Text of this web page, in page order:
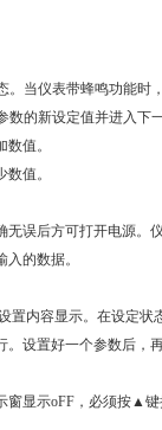
。 当仪表带蜂鸣功能时
的新设定值并进入下
数值。
值。
误后方可打开电源。
的数据。
置内容显示。在设定
设置好一个参数后，
窗显示oFF，必须按▲